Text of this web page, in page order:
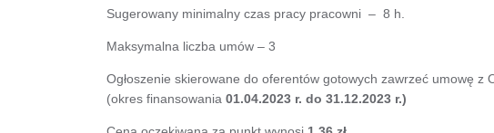
Sugerowany minimalny czas pracy pracowni – 8 h.
Maksymalna liczba umów – 3
Ogłoszenie skierowane do oferentów gotowych zawrzeć umowę
(okres finansowania 01.04.2023 r. do 31.12.2023 r.)